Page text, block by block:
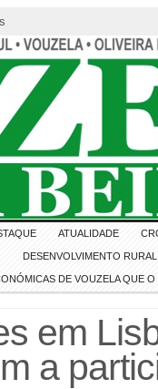
ATUALIDADE
DESENVOLVIMENTO RURAL
DE VOUZELA QUE
em
a